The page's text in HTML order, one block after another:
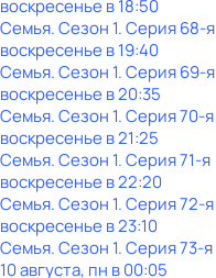
воскресенье в18:50
Семья. Сезон 1. Серия 68-я
воскресенье в19:40
Семья. Сезон 1. Серия 69-я
воскресенье в20:35
Семья. Сезон 1. Серия 70-я
воскресенье в21:25
Семья. Сезон 1. Серия 71-я
воскресенье в22:20
Семья. Сезон 1. Серия 72-я
воскресенье в23:10
Семья. Сезон 1. Серия 73-я
10 августа, пн в 00:05